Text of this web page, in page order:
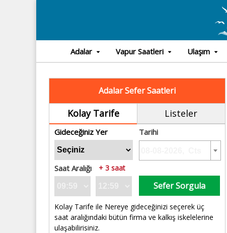
Adalar Vapur Saatleri Ulaşım
Adalar Sefer Saatleri
Kolay Tarife Listeler
Gideceğiniz Yer Tarihi
Saat Aralığı + 3 saat
Sefer Sorgula
Kolay Tarife ile Nereye gideceğinizi seçerek üç
saat aralığındaki bütün firma ve kalkış iskelelerine
ulaşabilirisiniz.